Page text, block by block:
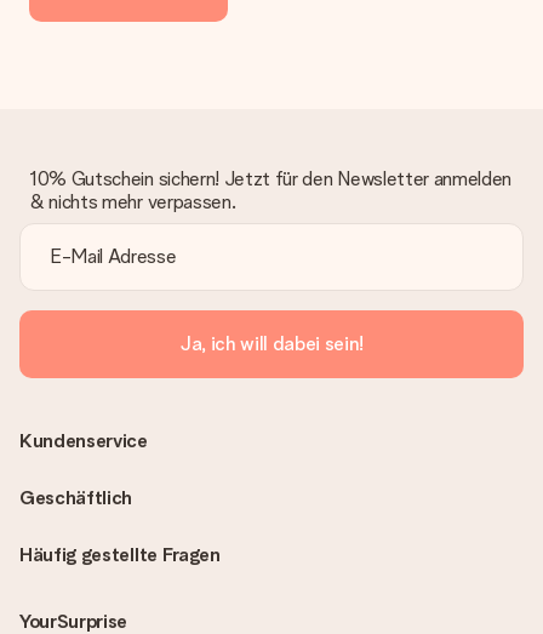
10% Gutschein sichern! Jetzt für den Newsletter anmelden
& nichts mehr verpassen.
Ja, ich will dabei sein!
Häufig gestellte Fragen
YourSurprise
Kundenservice
Geschäftlich